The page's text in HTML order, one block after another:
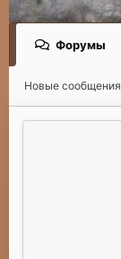
Форумы
Новые сообщения